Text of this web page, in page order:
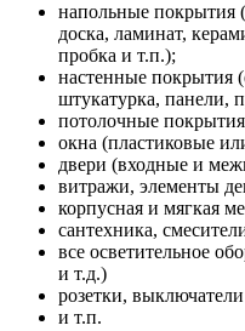
напольные покрытия
доска, ламинат,
пробка и т.п.);
настенные покрытия
штукатурка, панели,
потолочные
окна (пластиковые
двери (входные и
витражи, элементы
корпусная и мягкая
сантехника,
все осветительное
и т.д.)
розетки,
и т.п.